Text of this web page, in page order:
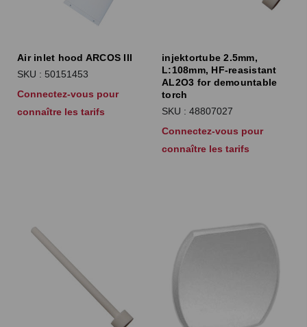
Air inlet hood ARCOS III
SKU : 50151453
Connectez-vous pour
connaître les tarifs
injektortube 2.5mm,
L:108mm, HF-reasistant
AL2O3 for demountable
torch
SKU : 48807027
Connectez-vous pour
connaître les tarifs